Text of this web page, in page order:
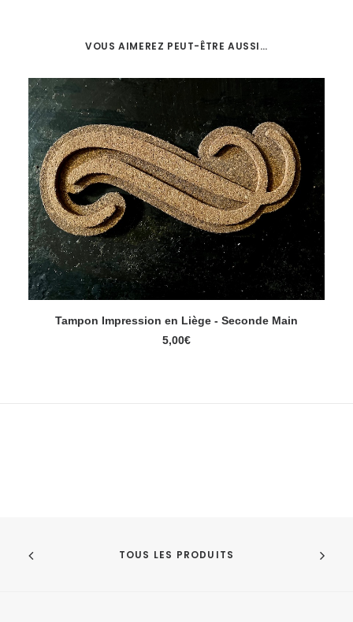
VOUS AIMEREZ PEUT-ÊTRE AUSSI…
Tampon Impression en Liège - Seconde Main
5,00€
TOUS LES PRODUITS